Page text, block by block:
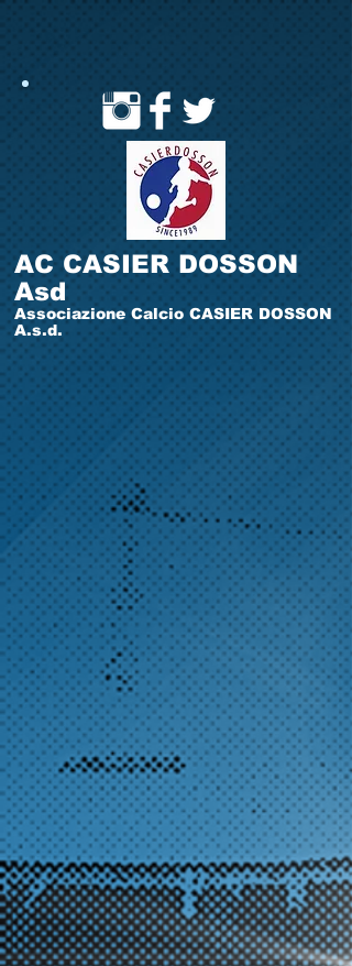
AC CASIER DOSSON
Asd
Associazione Calcio CASIER DOSSON
A.s.d.